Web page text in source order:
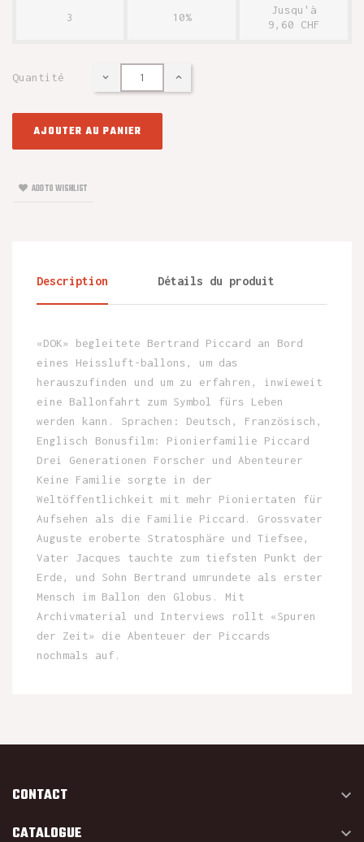
3 10%
Jusqu'à
9,60 CHF
Quantité
AJOUTER AU PANIER
ADD TO WISHLIST
Description Détails du produit
«DOK» begleitete Bertrand Piccard an Bord
eines Heissluft-ballons, um das
herauszufinden und um zu erfahren, inwieweit
eine Ballonfahrt zum Symbol fürs Leben
werden kann. Sprachen: Deutsch, Französisch,
Englisch Bonusfilm: Pionierfamilie Piccard
Drei Generationen Forscher und Abenteurer
Keine Familie sorgte in der
Weltöffentlichkeit mit mehr Pioniertaten für
Aufsehen als die Familie Piccard. Grossvater
Auguste eroberte Stratosphäre und Tiefsee,
Vater Jacques tauchte zum tiefsten Punkt der
Erde, und Sohn Bertrand umrundete als erster
Mensch im Ballon den Globus. Mit
Archivmaterial und Interviews rollt «Spuren
der Zeit» die Abenteuer der Piccards
nochmals auf.
CONTACT 
CATALOGUE 